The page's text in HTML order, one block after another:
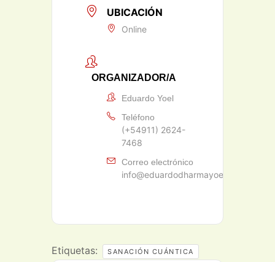
UBICACIÓN
Online
ORGANIZADOR/A
Eduardo Yoel
Teléfono
(+54911) 2624-
7468
Correo electrónico
info@eduardodharmayoel.com
Etiquetas: SANACIÓN CUÁNTICA